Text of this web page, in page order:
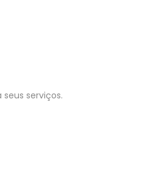
serviços.